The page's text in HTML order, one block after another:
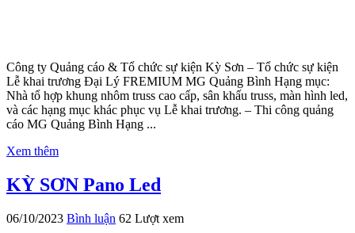
Công ty Quảng cáo & Tổ chức sự kiện Kỳ Sơn – Tổ chức sự kiện
Lễ khai trương Đại Lý FREMIUM MG Quảng Bình Hạng mục:
Nhà tổ hợp khung nhôm truss cao cấp, sân khấu truss, màn hình led,
và các hạng mục khác phục vụ Lễ khai trương. – Thi công quảng
cáo MG Quảng Bình Hạng ...
Xem thêm
KỲ SƠN Pano Led
06/10/2023 Bình luận 62 Lượt xem